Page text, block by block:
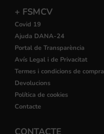
+ FSMCV
Covid 19
Ajuda DANA-24
Portal de Transparència
Avís Legal i de Privacitat
Termes i condicions de compra
Devolucions
Política de cookies
Contacte
CONTACTE